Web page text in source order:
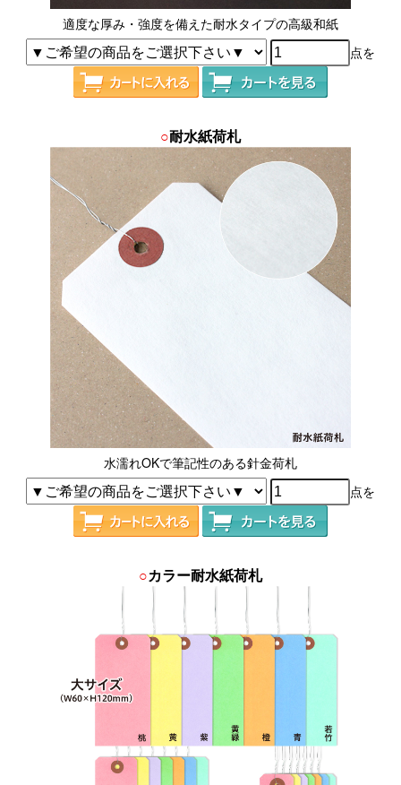
適度な厚み・強度を備えた耐水タイプの高級和紙
点を
○耐水紙荷札
水濡れOKで筆記性のある針金荷札
点を
○カラー耐水紙荷札